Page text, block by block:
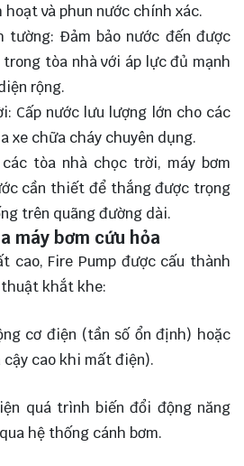
và phun nước chính xác.
tường: Đảm bảo nước đến được
tòa nhà với áp lực đủ mạnh
rộng.
Cấp nước lưu lượng lớn cho các
xe chữa cháy chuyên dụng.
tòa nhà chọc trời, máy bơm
cần thiết để thắng được trọng
trên quãng đường dài.
máy bơm cứu hỏa
cao, Fire Pump được cấu thành
khắt khe:
cơ điện (tần số ổn định) hoặc
cao khi mất điện).
quá trình biến đổi động năng
hệ thống cánh bơm.